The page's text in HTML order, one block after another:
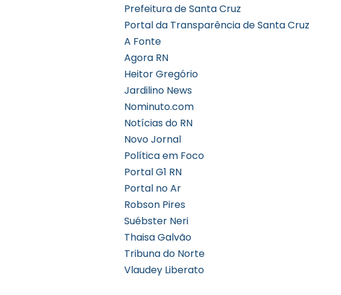
Prefeitura de Santa Cruz
Portal da Transparência de Santa Cruz
A Fonte
Agora RN
Heitor Gregório
Jardilino News
Nominuto.com
Notícias do RN
Novo Jornal
Política em Foco
Portal G1 RN
Portal no Ar
Robson Pires
Suébster Neri
Thaisa Galvão
Tribuna do Norte
Vlaudey Liberato